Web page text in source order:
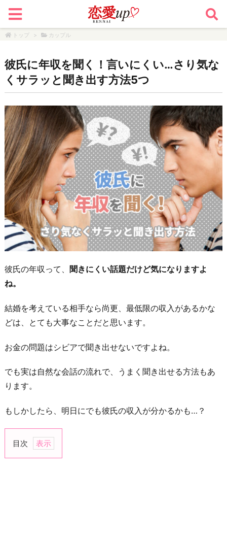
トップ > カップル
彼氏に年収を聞く！言いにくい…さり気な
くサラッと聞き出す方法5つ
彼氏の年収って、 聞きにくい話題だけど気になりますよ
ね。
結婚を考えている相手なら尚更、最低限の収入があるかな
どは、とても大事なことだと思います。
お金の問題はシビアで聞き出せないですよね。
でも実は自然な会話の流れで、うまく聞き出せる方法もあ
ります。
もしかしたら、明日にでも彼氏の収入が分かるかも…？
目次
1.